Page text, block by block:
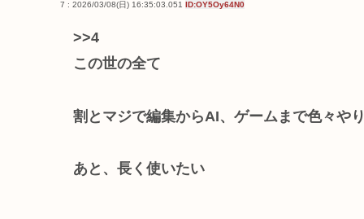
7 : 2026/03/08(日) 16:35:03.051 ID:OY5Oy64N0
>>4
この世の全て
割とマジで編集からAI、ゲームまで色々や
あと、長く使いたい